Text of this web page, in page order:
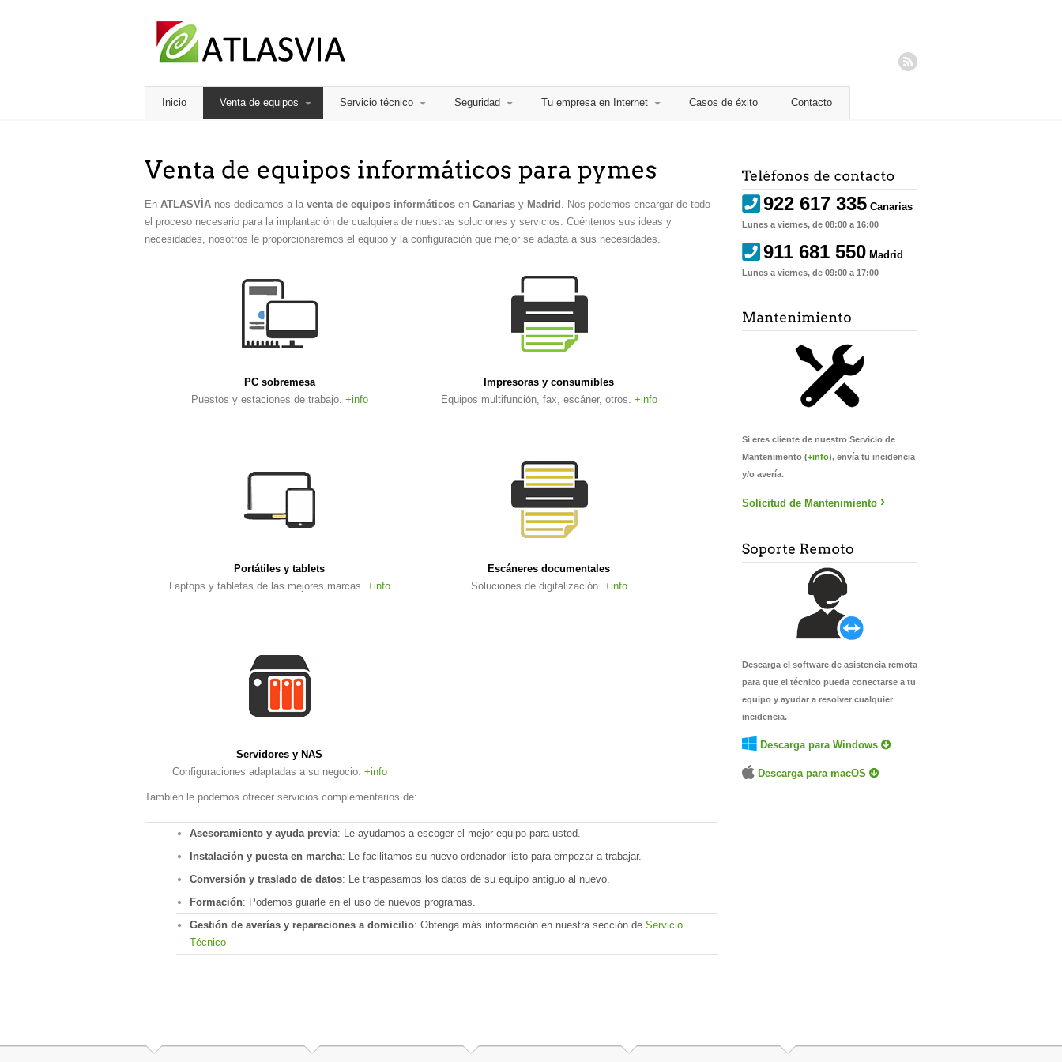
Inicio Venta de equipos Servicio técnico Seguridad Tu empresa en Internet Casos de éxito Contacto
En ATLASVÍA nos dedicamos a la venta de equipos informáticos en Canarias y Madrid . Nos podemos encargar de todo
el proceso necesario para la implantación de cualquiera de nuestras soluciones y servicios. Cuéntenos sus ideas y
necesidades, nosotros le proporcionaremos el equipo y la configuración que mejor se adapta a sus necesidades.
PC sobremesa
Puestos y estaciones de trabajo. +info
Impresoras y consumibles
Equipos multifunción, fax, escáner, otros. +info
Portátiles y tablets
Laptops y tabletas de las mejores marcas. +info
Escáneres documentales
Soluciones de digitalización. +info
Servidores y NAS
Configuraciones adaptadas a su negocio. +info
También le podemos ofrecer servicios complementarios de:
Asesoramiento y ayuda previa: Le ayudamos a escoger el mejor equipo para usted.
Instalación y puesta en marcha: Le facilitamos su nuevo ordenador listo para empezar a trabajar.
Conversión y traslado de datos: Le traspasamos los datos de su equipo antiguo al nuevo.
Formación: Podemos guiarle en el uso de nuevos programas.
Gestión de averías y reparaciones a domicilio: Obtenga más información en nuestra sección de Servicio
Técnico
922 617 335 Canarias
Lunes a viernes, de 08:00 a 16:00
911 681 550 Madrid
Lunes a viernes, de 09:00 a 17:00
Si eres cliente de nuestro Servicio de
Mantenimento (+info), envía tu incidencia
y/o avería.
Solicitud de Mantenimiento ›
Descarga el software de asistencia remota
para que el técnico pueda conectarse a tu
equipo y ayudar a resolver cualquier
incidencia.
Descarga para Windows
Descarga para macOS